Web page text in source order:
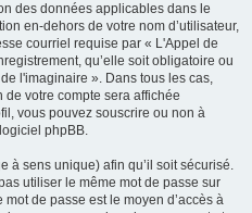
des données applicables dans le
en-dehors de votre nom d’utilisateur,
courriel requise par « L'Appel de
qu’elle soit obligatoire ou
l'imaginaire ». Dans tous les cas,
votre compte sera affichée
vous pouvez souscrire ou non à
phpBB.
à sens unique) afin qu’il soit sécurisé.
utiliser le même mot de passe sur
de passe est le moyen d’accès à